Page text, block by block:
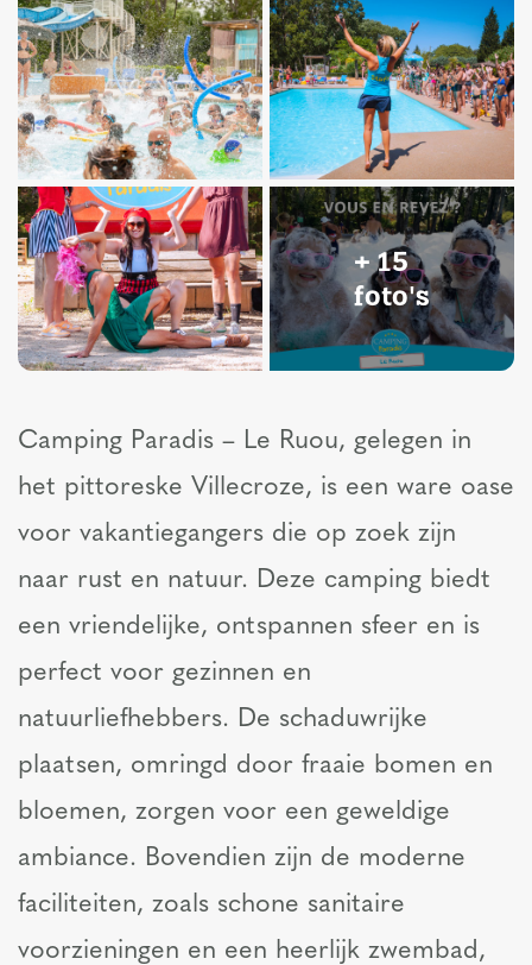
+ 15
foto's
Camping Paradis – Le Ruou, gelegen in
het pittoreske Villecroze, is een ware oase
voor vakantiegangers die op zoek zijn
naar rust en natuur. Deze camping biedt
een vriendelijke, ontspannen sfeer en is
perfect voor gezinnen en
natuurliefhebbers. De schaduwrijke
plaatsen, omringd door fraaie bomen en
bloemen, zorgen voor een geweldige
ambiance. Bovendien zijn de moderne
faciliteiten, zoals schone sanitaire
voorzieningen en een heerlijk zwembad,